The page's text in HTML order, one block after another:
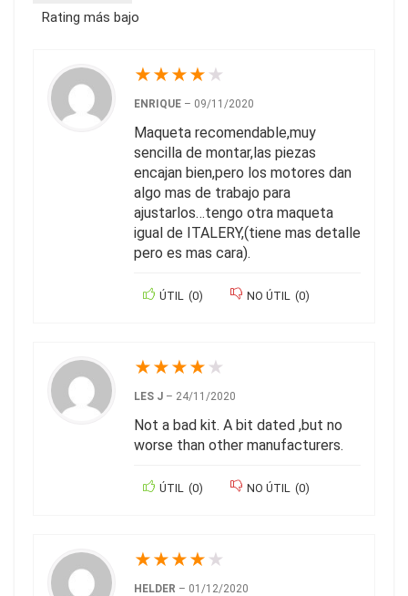
Rating más bajo
★★★★ ★
ENRIQUE – 09/11/2020
Maqueta recomendable,muy
sencilla de montar,las piezas
encajan bien,pero los motores dan
algo mas de trabajo para
ajustarlos…tengo otra maqueta
igual de ITALERY,(tiene mas detalle
pero es mas cara).
ÚTIL (0) NO ÚTIL (0)
★★★★ ★
LES J – 24/11/2020
Not a bad kit. A bit dated ,but no
worse than other manufacturers.
ÚTIL (0) NO ÚTIL (0)
★★★★ ★
HELDER – 01/12/2020